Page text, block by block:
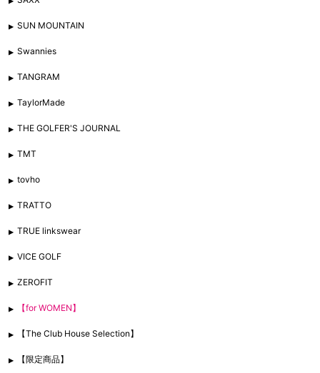
SUN MOUNTAIN
Swannies
TANGRAM
TaylorMade
THE GOLFER'S JOURNAL
TMT
tovho
TRATTO
TRUE linkswear
VICE GOLF
ZEROFIT
【for WOMEN】
【The Club House Selection】
【限定商品】